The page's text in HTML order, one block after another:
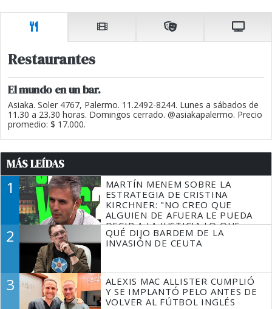
Restaurantes
El mundo en un bar.
Asiaka. Soler 4767, Palermo. 11.2492-8244. Lunes a sábados de
11.30 a 23.30 horas. Domingos cerrado. @asiakapalermo. Precio
promedio: $ 17.000.
MÁS LEÍDAS
1
MARTÍN MENEM SOBRE LA
ESTRATEGIA DE CRISTINA
KIRCHNER: "NO CREO QUE
ALGUIEN DE AFUERA LE PUEDA
DECIR A LA JUSTICIA LO QUE
TIENE QUE HACER"
2
QUÉ DIJO BARDEM DE LA
INVASIÓN DE CEUTA
3
ALEXIS MAC ALLISTER CUMPLIÓ
Y SE IMPLANTÓ PELO ANTES DE
VOLVER AL FÚTBOL INGLÉS